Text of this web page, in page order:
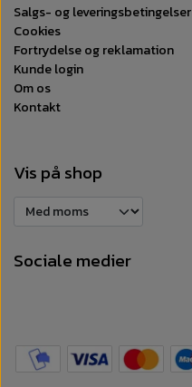
Salgs- og leveringsbetingelser
Cookies
Fortrydelse og reklamation
Kunde login
Om os
Kontakt
Vis på shop
Sociale medier